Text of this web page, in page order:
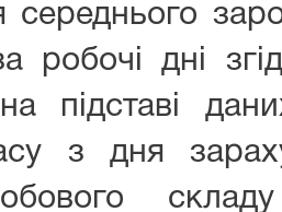
середнього
робочі дні
підставі
з дня